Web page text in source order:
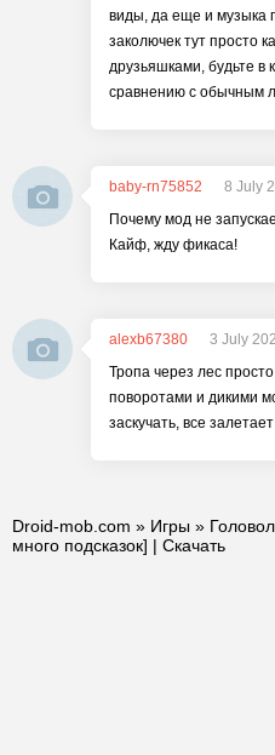
виды, да еще и музыка
заколючек тут просто
друзьяшками, будьте в
сравнению с обычным
baby-rn75852
8 July
Почему мод не
Кайф, жду фикаса!
alexb67380
3 July
Тропа через лес
поворотами и дикими
заскучать, все
Droid-mob.com » Игры »
много подсказок] | Скачать